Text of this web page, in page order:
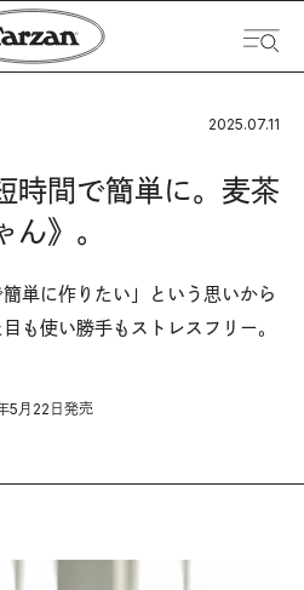
2025.07.11
時間で簡単に。麦茶
》。
簡単に作りたい」という思いから
も使い勝手もストレスフリー。
5月22日発売